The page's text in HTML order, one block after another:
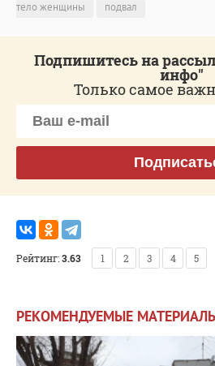
тело женщины
подвал
Подпишитесь на
инфо"
Только самое
Рейтинг:3.63 1 2 3 4 5
РЕКОМЕНДУЕМЫЕ